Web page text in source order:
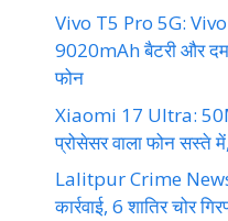
Vivo T5 Pro 5G: Vivo
9020mAh बैटरी और
फोन
Xiaomi 17 Ultra:
प्रोसेसर वाला फोन सस्ते
Lalitpur Crime
कार्रवाई, 6 शातिर चोर